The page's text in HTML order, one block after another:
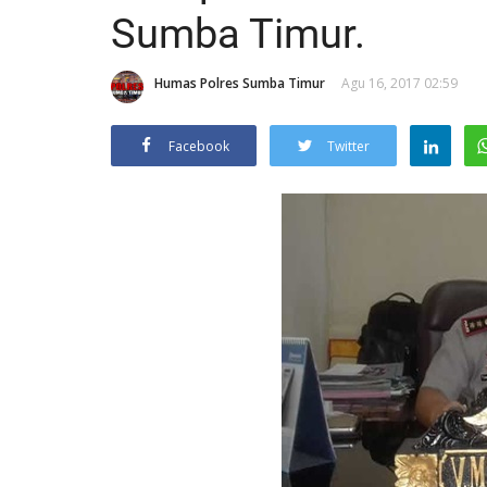
Sumba Timur.
Humas Polres Sumba Timur Agu 16, 2017 02:59
Facebook Twitter